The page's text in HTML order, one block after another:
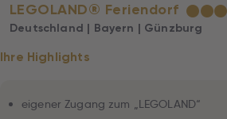
LEGOLAND® Feriendorf ★★★
Deutschland | Bayern | Günzburg
Ihre Highlights
eigener Zugang zum „LEGOLAND“